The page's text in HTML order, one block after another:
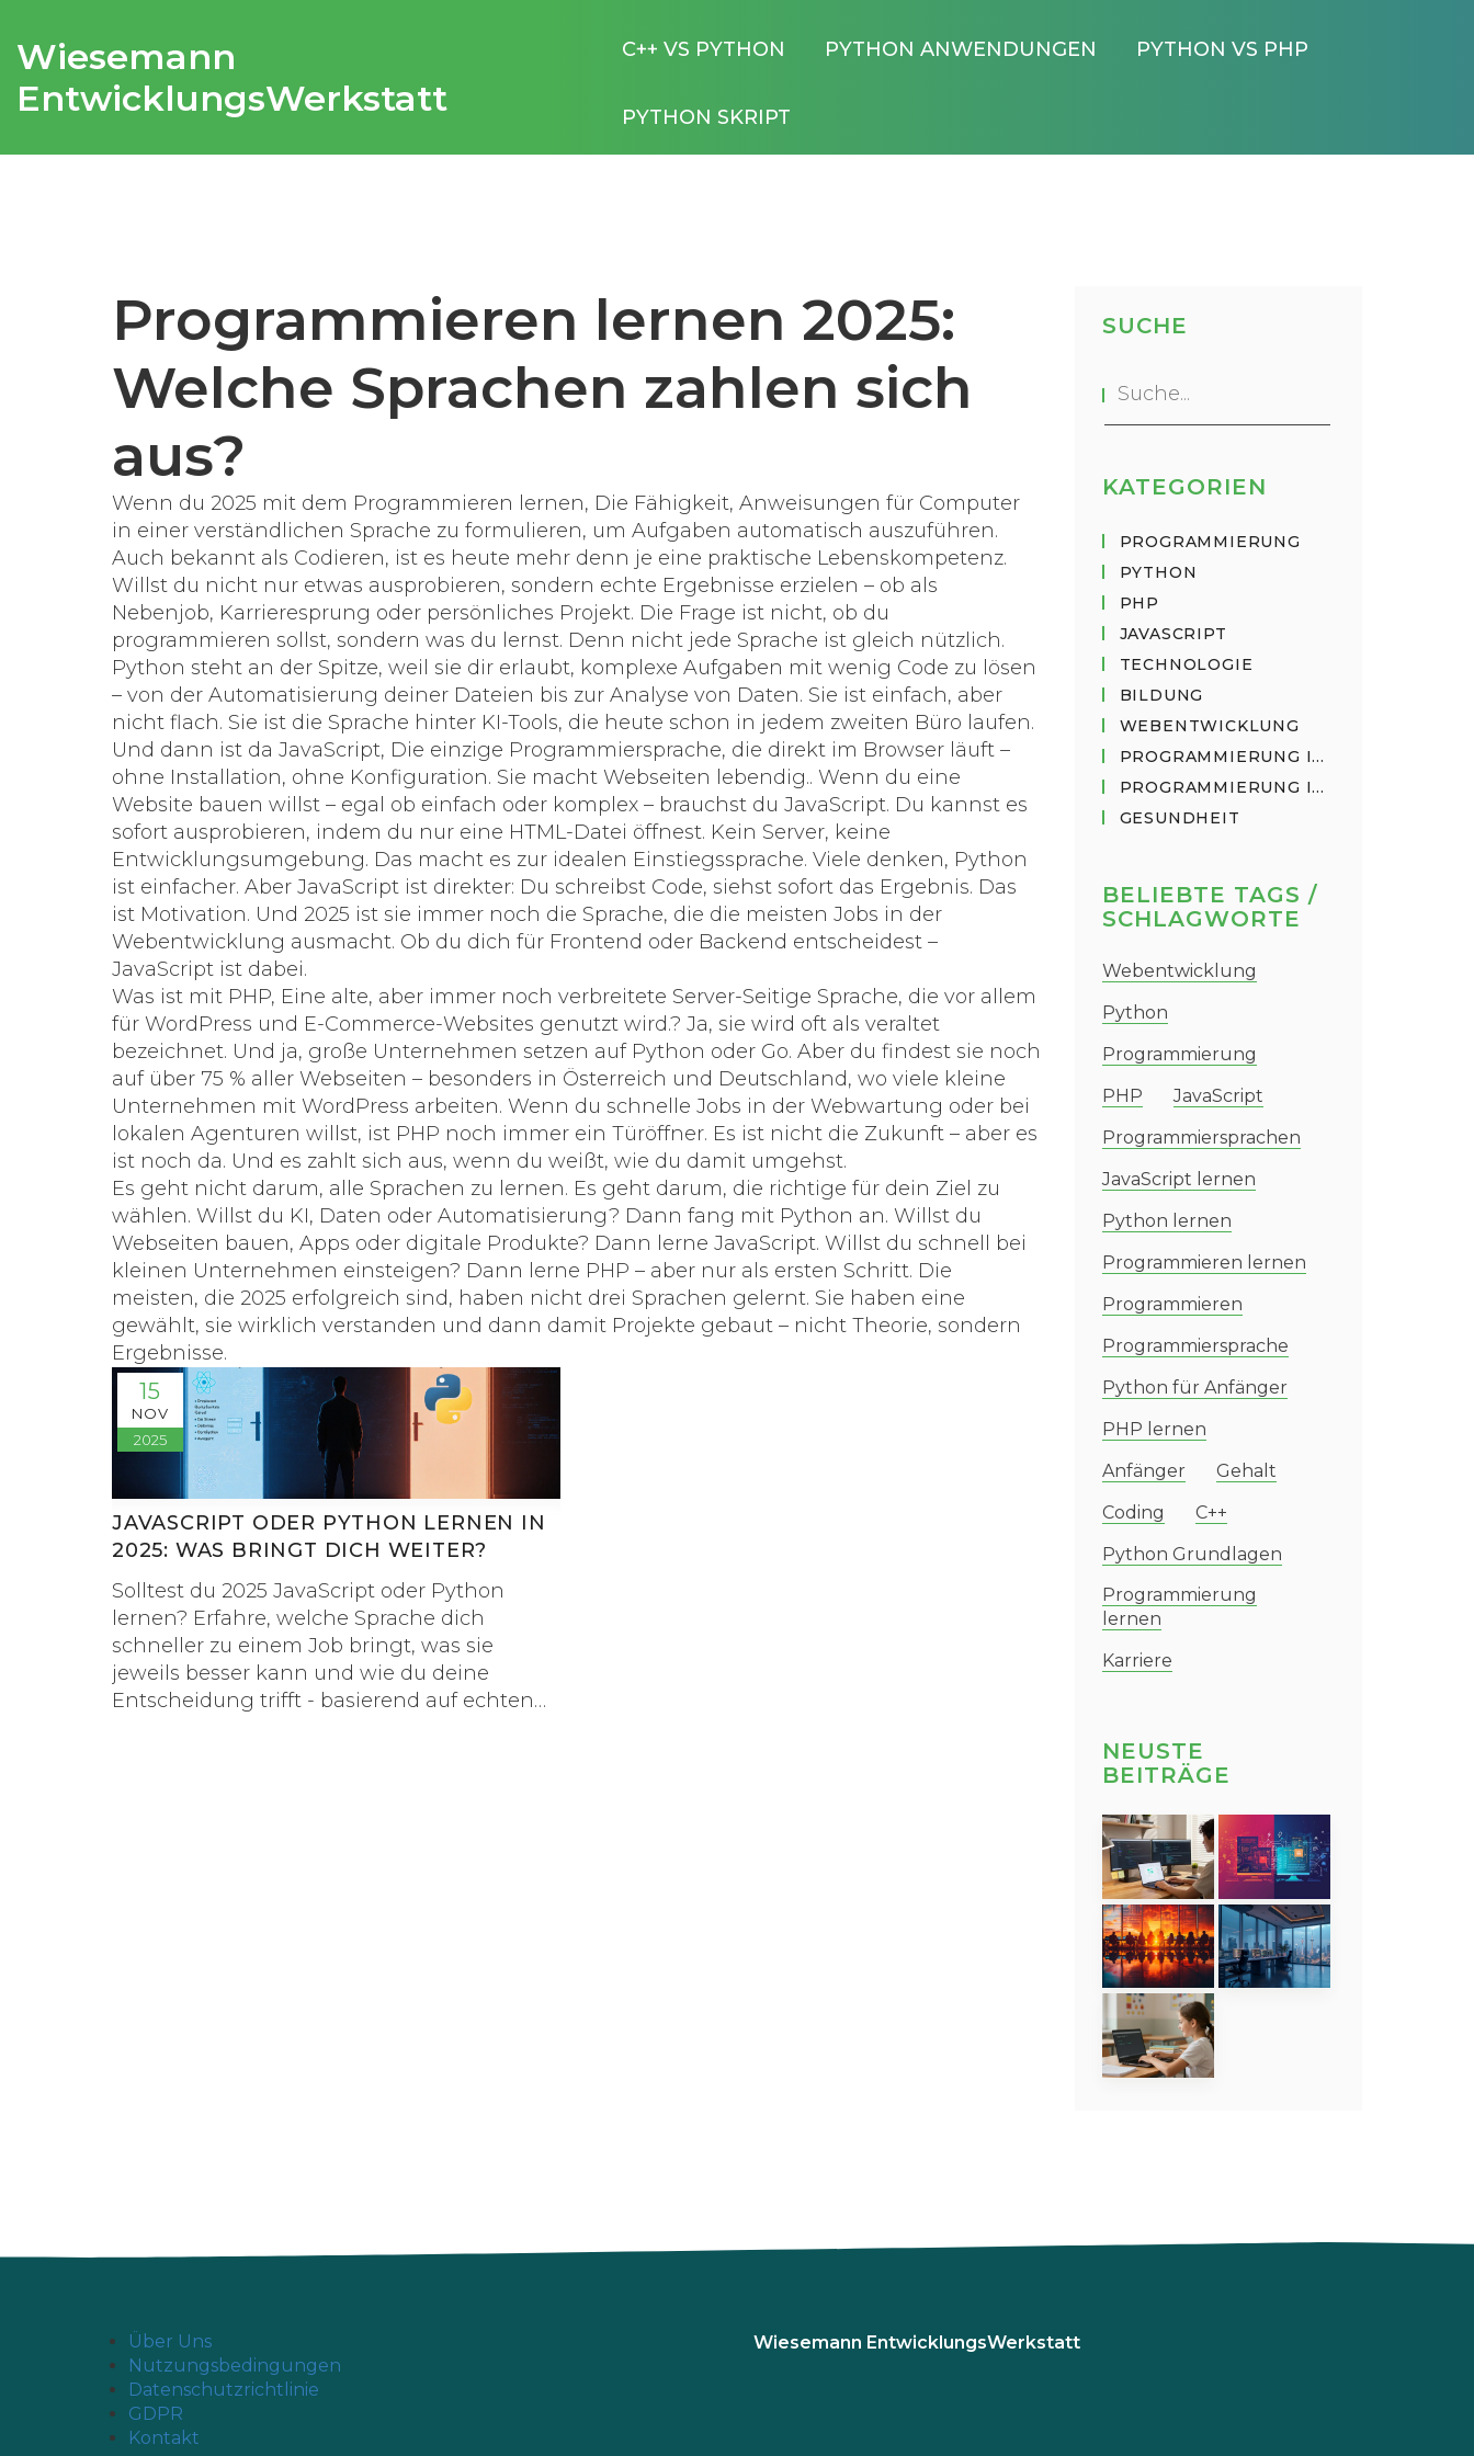
Wiesemann
EntwicklungsWerkstatt
C++ VS PYTHON PYTHON ANWENDUNGEN PYTHON VS PHP
PYTHON SKRIPT
Programmieren lernen 2025:
Welche Sprachen zahlen sich
aus?
Wenn du 2025 mit dem Programmieren lernen, Die Fähigkeit, Anweisungen für Computer
in einer verständlichen Sprache zu formulieren, um Aufgaben automatisch auszuführen.
Auch bekannt als Codieren, ist es heute mehr denn je eine praktische Lebenskompetenz.
Willst du nicht nur etwas ausprobieren, sondern echte Ergebnisse erzielen – ob als
Nebenjob, Karrieresprung oder persönliches Projekt. Die Frage ist nicht, ob du
programmieren sollst, sondern was du lernst. Denn nicht jede Sprache ist gleich nützlich.
Python steht an der Spitze, weil sie dir erlaubt, komplexe Aufgaben mit wenig Code zu lösen
– von der Automatisierung deiner Dateien bis zur Analyse von Daten. Sie ist einfach, aber
nicht flach. Sie ist die Sprache hinter KI-Tools, die heute schon in jedem zweiten Büro laufen.
Und dann ist da JavaScript, Die einzige Programmiersprache, die direkt im Browser läuft –
ohne Installation, ohne Konfiguration. Sie macht Webseiten lebendig.. Wenn du eine
Website bauen willst – egal ob einfach oder komplex – brauchst du JavaScript. Du kannst es
sofort ausprobieren, indem du nur eine HTML-Datei öffnest. Kein Server, keine
Entwicklungsumgebung. Das macht es zur idealen Einstiegssprache. Viele denken, Python
ist einfacher. Aber JavaScript ist direkter: Du schreibst Code, siehst sofort das Ergebnis. Das
ist Motivation. Und 2025 ist sie immer noch die Sprache, die die meisten Jobs in der
Webentwicklung ausmacht. Ob du dich für Frontend oder Backend entscheidest –
JavaScript ist dabei.
Was ist mit PHP, Eine alte, aber immer noch verbreitete Server-Seitige Sprache, die vor allem
für WordPress und E-Commerce-Websites genutzt wird.? Ja, sie wird oft als veraltet
bezeichnet. Und ja, große Unternehmen setzen auf Python oder Go. Aber du findest sie noch
auf über 75 % aller Webseiten – besonders in Österreich und Deutschland, wo viele kleine
Unternehmen mit WordPress arbeiten. Wenn du schnelle Jobs in der Webwartung oder bei
lokalen Agenturen willst, ist PHP noch immer ein Türöffner. Es ist nicht die Zukunft – aber es
ist noch da. Und es zahlt sich aus, wenn du weißt, wie du damit umgehst.
Es geht nicht darum, alle Sprachen zu lernen. Es geht darum, die richtige für dein Ziel zu
wählen. Willst du KI, Daten oder Automatisierung? Dann fang mit Python an. Willst du
Webseiten bauen, Apps oder digitale Produkte? Dann lerne JavaScript. Willst du schnell bei
kleinen Unternehmen einsteigen? Dann lerne PHP – aber nur als ersten Schritt. Die
meisten, die 2025 erfolgreich sind, haben nicht drei Sprachen gelernt. Sie haben eine
gewählt, sie wirklich verstanden und dann damit Projekte gebaut – nicht Theorie, sondern
Ergebnisse.
15
NOV
2025
JAVASCRIPT ODER PYTHON LERNEN IN
2025: WAS BRINGT DICH WEITER?
Solltest du 2025 JavaScript oder Python
lernen? Erfahre, welche Sprache dich
schneller zu einem Job bringt, was sie
jeweils besser kann und wie du deine
Entscheidung trifft - basierend auf echten
SUCHE
KATEGORIEN
PROGRAMMIERUNG
PYTHON
PHP
JAVASCRIPT
TECHNOLOGIE
BILDUNG
WEBENTWICKLUNG
PROGRAMMIERUNG IN PYTHON
PROGRAMMIERUNG IN JAVASCRIPT
GESUNDHEIT
BELIEBTE TAGS /
SCHLAGWORTE
Webentwicklung
Python
Programmierung
PHP
JavaScript
Programmiersprachen
JavaScript lernen
Python lernen
Programmieren lernen
Programmieren
Programmiersprache
Python für Anfänger
PHP lernen
Anfänger
Gehalt
Coding
C++
Python Grundlagen
Programmierung
lernen
Karriere
NEUSTE
BEITRÄGE
Über Uns
Nutzungsbedingungen
Datenschutzrichtlinie
GDPR
Kontakt
Wiesemann EntwicklungsWerkstatt